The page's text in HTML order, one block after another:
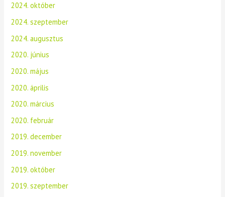
2024. október
2024. szeptember
2024. augusztus
2020. június
2020. május
2020. április
2020. március
2020. február
2019. december
2019. november
2019. október
2019. szeptember